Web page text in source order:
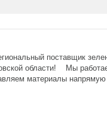
поставщик
области! Мы
материалы